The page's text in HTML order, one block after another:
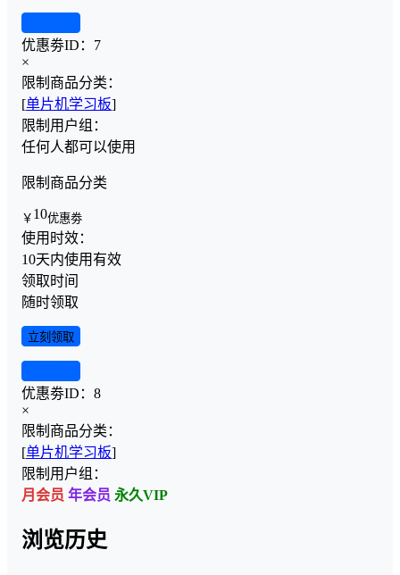
优惠劵ID： 7
×
限制商品分类：
[单片机学习板]
限制用户组：
任何人都可以使用
限制商品分类
￥ 10优惠劵
使用时效：
10天内使用有效
领取时间
随时领取
立刻领取
优惠劵ID： 8
×
限制商品分类：
[单片机学习板]
限制用户组：
月会员 年会员 永久VIP
浏览历史